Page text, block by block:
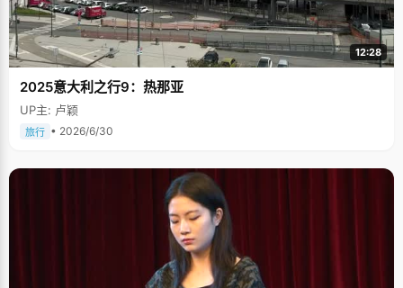
12:28
2025意大利之行9：热那亚
UP主: 卢颖
旅行 • 2026/6/30